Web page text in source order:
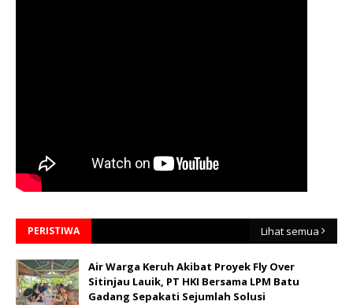
PERISTIWA Lihat semua
Air Warga Keruh Akibat Proyek Fly Over
Sitinjau Lauik, PT HKI Bersama LPM Batu
Gadang Sepakati Sejumlah Solusi